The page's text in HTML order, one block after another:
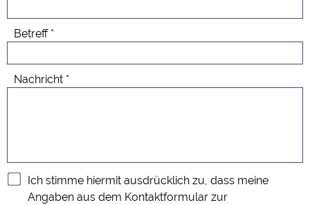
Betreff
Nachricht
Ich stimme hiermit ausdrücklich zu, dass meine
Angaben aus dem Kontaktformular zur